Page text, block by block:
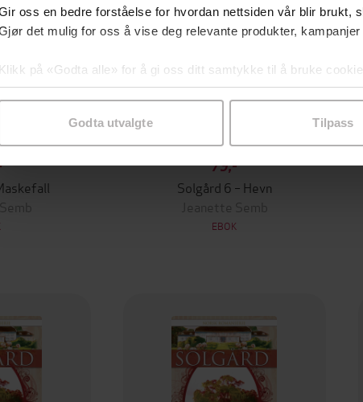
oss en bedre forståelse for hvordan nettsiden vår blir brukt,
det mulig for oss å vise deg relevante produkter,
Klikk på «Godta alle» for å gi oss ditt samtykke til å bruke
til spesifikke formål ved å klikke på «Tilpass». Du
Godta utvalgte Tilpass
79,-
Solgård 6 – Hevn
Jeanette Semb
EBOK